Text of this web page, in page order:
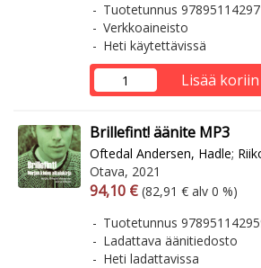
Tuotetunnus
Verkkoaineisto
Heti käytettävissä
Lisää koriin
Brillefint! äänite MP3
Oftedal Andersen, Hadle;
Otava, 2021
Arvonlisäverollinen hinta
94,10 € Arvonlisäveroton
(82,91 € alv 0 %)
Tuotetunnus
Ladattava äänitiedosto
Heti ladattavissa